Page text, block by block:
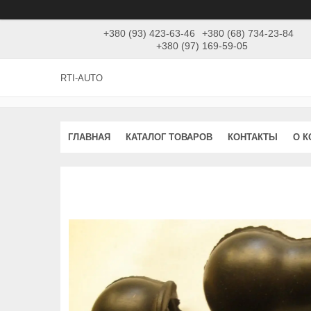
+380 (93) 423-63-46
+380 (68) 734-23-84
+380 (97) 169-59-05
RTI-AUTO
ГЛАВНАЯ КАТАЛОГ ТОВАРОВ КОНТАКТЫ О